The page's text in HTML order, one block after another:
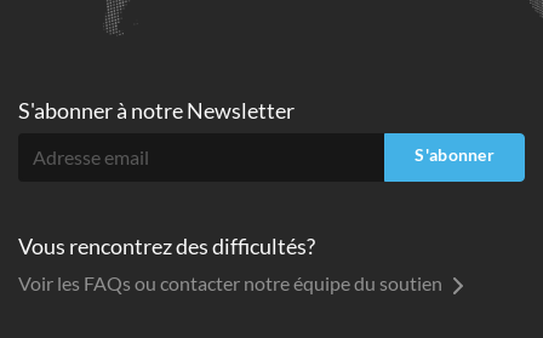
S'abonner à notre Newsletter
S'abonner
Vous rencontrez des difficultés?
Voir les FAQs ou contacter notre équipe du soutien